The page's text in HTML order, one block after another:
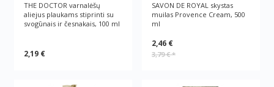
THE DOCTOR varnalėšų
aliejus plaukams stiprinti su
svogūnais ir česnakais, 100 ml
2,19 €
SAVON DE ROYAL skystas
muilas Provence Cream, 500
ml
2,46 €
3,79 €*